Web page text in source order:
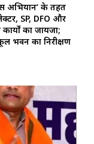
अभियान’ के तहत
SP, DFO और
का जायजा;
भवन का निरीक्षण